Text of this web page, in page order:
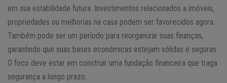
em sua estabilidade futura. Investimentos relacionados a imóveis,
propriedades ou melhorias na casa podem ser favorecidos agora.
Também pode ser um período para reorganizar suas finanças,
garantindo que suas bases econômicas estejam sólidas e seguras.
O foco deve estar em construir uma fundação financeira que traga
segurança a longo prazo.